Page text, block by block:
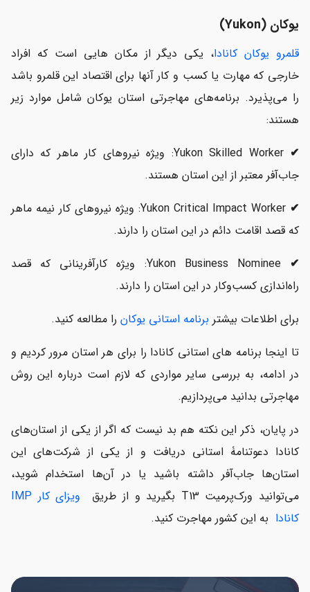
یوکان (Yukon)
قلمرو یوکان کانادا، یکی دیگر از مکان هایی است که افراد
خارجی که مهارت یا کسب و کار آنها برای اقتصاد این قلمرو باشد
را می‌پذیرد. برنامه‌های مهاجرتی استان یوکان شامل موارد زیر
هستند:
✔
Yukon Skilled Worker: ویژه نیروهای کار ماهر که دارای
جاب‌آفر معتبر از این استان هستند.
✔
Yukon Critical Impact Worker: ویژه نیروهای کار نیمه ماهر
که قصد اقامت دائم در این استان را دارند.
✔
Yukon Business Nominee: ویژه کارآفرینانی که قصد
راه‌اندازی کسب‌وکار در این استان را دارند.
برای اطلاعات بیشتر برنامه استانی یوکان را مطالعه کنید.
تا اینجا برنامه های استانی کانادا را برای هر استان مرور کردیم و
در ادامه، به بررسی سایر مواردی که لازم است درباره این روش
مهاجرتی بدانید می‌پردازیم.
در پایان، ذکر این نکته هم بد نیست که اگر از یکی از استان‌های
کانادا دعوتنامۀ استانی دریافت و از یکی از شرکت‌های این
استان‌ها جاب‌آفر داشته باشید یا در آن‌ها استخدام شوید،
می‌توانید ورک‌پرمیت T13 بگیرید و از طریق
ویزای کار IMP
کانادا به این کشور مهاجرت کنید.